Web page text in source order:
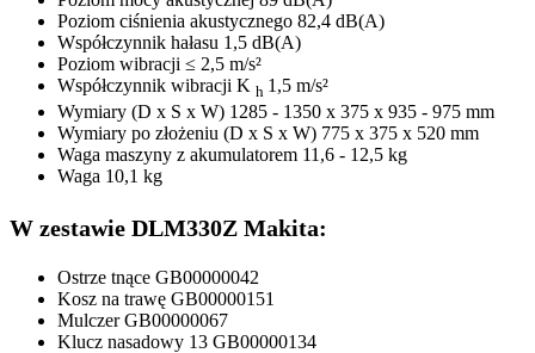
Poziom ciśnienia akustycznego 82,4 dB(A)
Współczynnik hałasu 1,5 dB(A)
Poziom wibracji ≤ 2,5 m/s²
Współczynnik wibracji K h 1,5 m/s²
Wymiary (D x S x W) 1285 - 1350 x 375 x 935 - 975 mm
Wymiary po złożeniu (D x S x W) 775 x 375 x 520 mm
Waga maszyny z akumulatorem 11,6 - 12,5 kg
Waga 10,1 kg
W zestawie DLM330Z Makita:
Ostrze tnące GB00000042
Kosz na trawę GB00000151
Mulczer GB00000067
Klucz nasadowy 13 GB00000134